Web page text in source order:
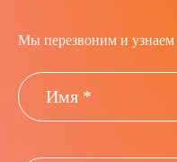
Мы перезвоним и узнаем